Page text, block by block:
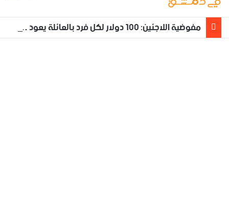
مفوضية اللاجئين: 100 دولار لكل فرد بالعائلة يعود طوعا من لبنان إلى سوريا مع تأمين نقله